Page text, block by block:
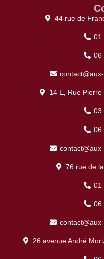
44 rue de
01
06
14 E, Rue
03
06
76 rue de
01
06
26 avenue André